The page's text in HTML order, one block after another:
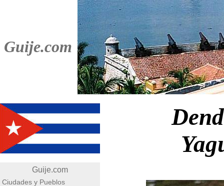
Guije.com
Guije.com
Ciudades y Pueblos